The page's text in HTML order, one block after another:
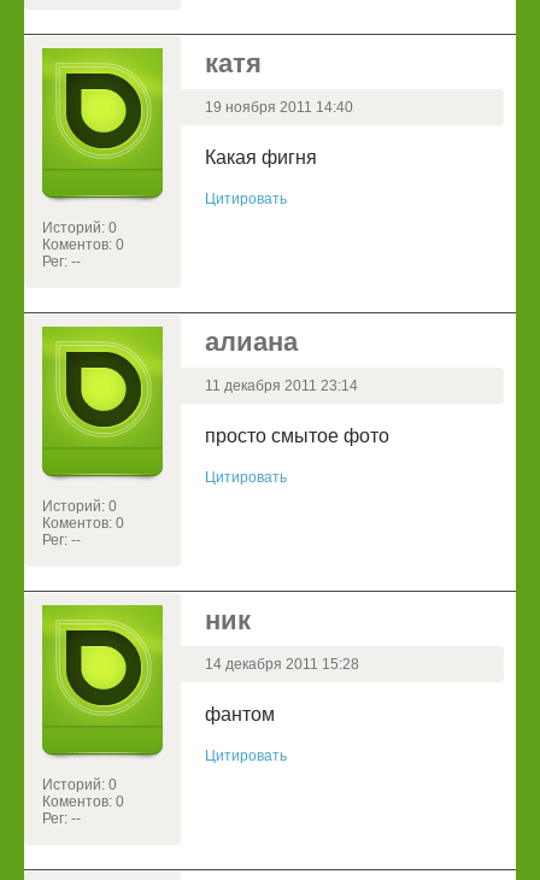
Историй: 0
Коментов: 0
Рег: --
катя
19 ноября 2011 14:40
Какая фигня
Цитировать
Историй: 0
Коментов: 0
Рег: --
алиана
11 декабря 2011 23:14
просто смытое фото
Цитировать
Историй: 0
Коментов: 0
Рег: --
ник
14 декабря 2011 15:28
фантом
Цитировать